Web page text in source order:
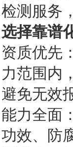
检测服务
选择靠谱
资质优先
力范围内
避免无效
能力全面
功效、防